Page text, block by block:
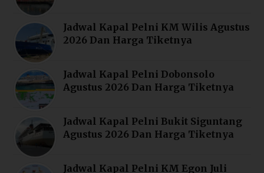
Jadwal Kapal Pelni KM Wilis Agustus
2026 Dan Harga Tiketnya
Jadwal Kapal Pelni Dobonsolo
Agustus 2026 Dan Harga Tiketnya
Jadwal Kapal Pelni Bukit Siguntang
Agustus 2026 Dan Harga Tiketnya
Jadwal Kapal Pelni KM Egon Juli